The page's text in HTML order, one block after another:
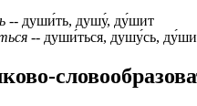
# работа за рубежом
# трудоустройство за
В таких банках, как
А также в компаниях:
-- души́ть, душу́, ду́шит
-- души́ться, душу́сь,